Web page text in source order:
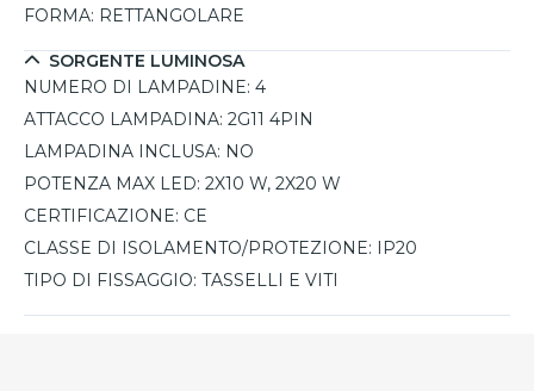
FORMA: RETTANGOLARE
SORGENTE LUMINOSA
NUMERO DI LAMPADINE: 4
ATTACCO LAMPADINA: 2G11 4PIN
LAMPADINA INCLUSA: NO
POTENZA MAX LED: 2X10 W, 2X20 W
CERTIFICAZIONE: CE
CLASSE DI ISOLAMENTO/PROTEZIONE:
IP20
TIPO DI FISSAGGIO: TASSELLI E VITI